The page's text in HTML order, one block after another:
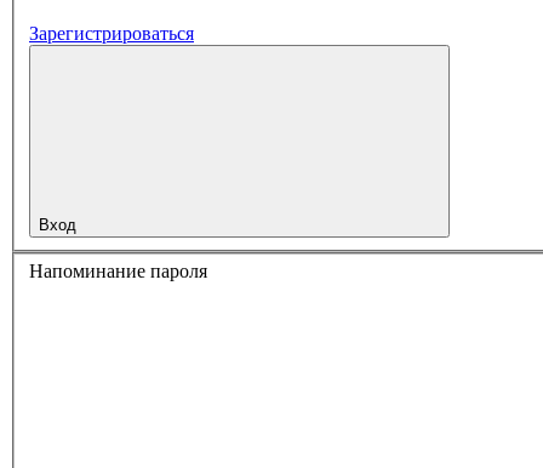
Зарегистрироваться
Вход
Напоминание пароля